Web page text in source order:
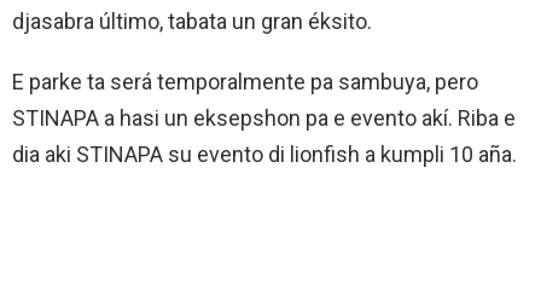
djasabra último, tabata un gran éksito.
E parke ta será temporalmente pa sambuya, pero
STINAPA a hasi un eksepshon pa e evento akí. Riba e
dia aki STINAPA su evento di lionfish a kumpli 10 aña.